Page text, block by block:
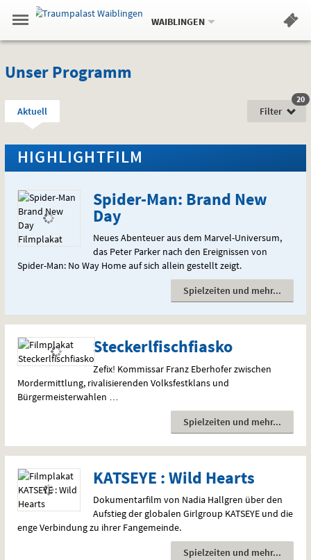
Springe
zum
,zum
.
Navigation
Service
Gehe
zur
Standortauswahl
Standort:
WAIBLINGEN.
Hinweis
Aktuell
im
Kino
Aktuell
im
Kino
Unser Programm
Zeitraum:
Aktuell
Aktuelle
Vorstellungen
vom
Filter
20
HIGHLIGHTFILM
Spider-Man: Brand New
Day
Neues Abenteuer aus dem Marvel-Universum,
das Peter Parker nach den Ereignissen von
Spider-Man: No Way Home auf sich allein gestellt zeigt.
Spielzeiten und mehr
Steckerlfischfiasko
Zefix! Kommissar Franz Eberhofer zwischen
Mordermittlung, rivalisierenden Volksfestklans und
Bürgermeisterwahlen …
Spielzeiten und mehr
KATSEYE : Wild Hearts
Dokumentarfilm von Nadia Hallgren über den
Aufstieg der globalen Girlgroup KATSEYE und die
enge Verbindung zu ihrer Fangemeinde.
Spielzeiten und mehr